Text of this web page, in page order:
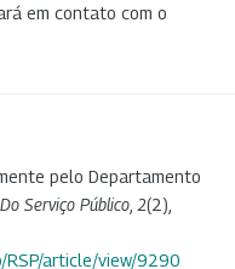
em contato com o
pelo Departamento
Serviço Público 2(2),
RSP/article/view/9290